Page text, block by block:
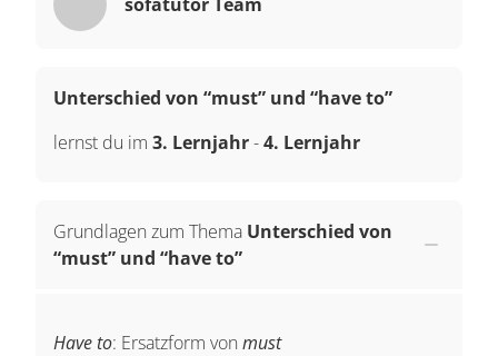
Unterschied von “must” und “have to”
lernst du im 3. Lernjahr-4. Lernjahr
Grundlagen zum Thema Unterschied von
“must” und “have to”
Have to: Ersatzform von must